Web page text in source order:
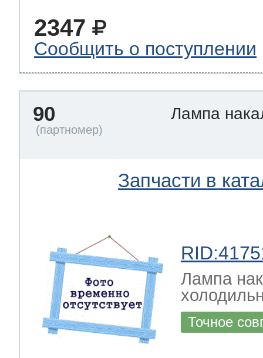
2347
Сообщить о поступлении
90 Лампа
Запчасти в
Лампа
Точное